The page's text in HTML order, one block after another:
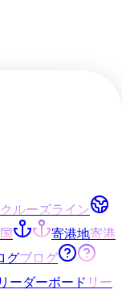
クルーズライン
国 寄港地寄港
グブログ
リーダーボード リー